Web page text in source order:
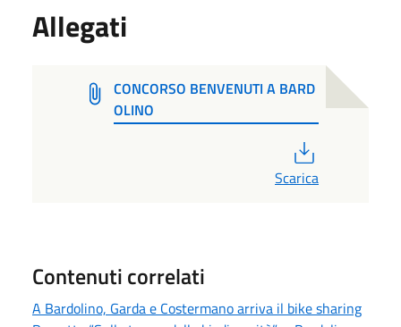
Allegati
CONCORSO BENVENUTI A BARD
OLINO
Scarica
Contenuti correlati
A Bardolino, Garda e Costermano arriva il bike sharing